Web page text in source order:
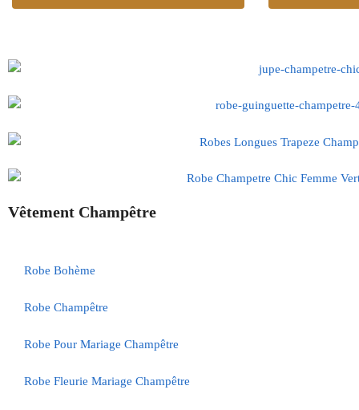
Vêtement Champêtre
Robe Bohème
Robe Champêtre
Robe Pour Mariage Champêtre
Robe Fleurie Mariage Champêtre